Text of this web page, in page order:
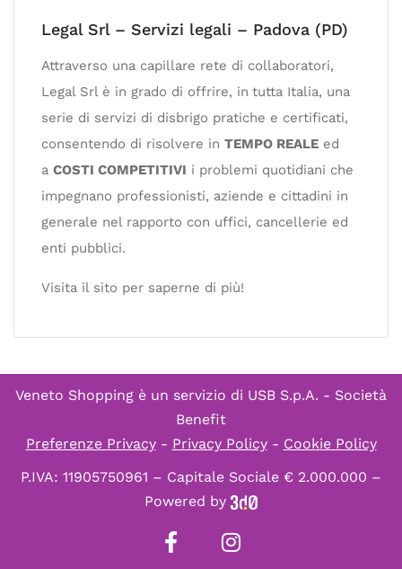
Legal Srl – Servizi legali – Padova (PD)
Attraverso una capillare rete di collaboratori,
Legal Srl è in grado di offrire, in tutta Italia, una
serie di servizi di disbrigo pratiche e certificati,
consentendo di risolvere in TEMPO REALE ed
a COSTI COMPETITIVI i problemi quotidiani che
impegnano professionisti, aziende e cittadini in
generale nel rapporto con uffici, cancellerie ed
enti pubblici.
Visita il sito per saperne di più!
Veneto Shopping è un servizio di USB S.p.A. - Società
Benefit
Preferenze Privacy- Privacy Policy- Cookie Policy
P.IVA: 11905750961 – Capitale Sociale € 2.000.000 –
Powered by